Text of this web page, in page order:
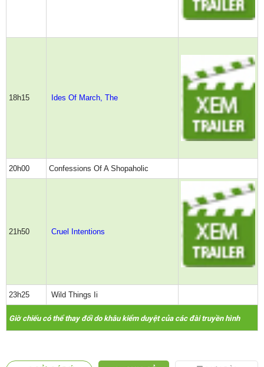
18h15 Ides Of March, The
20h00 Confessions Of A Shopaholic
21h50 Cruel Intentions
23h25 Wild Things Ii
Giờ chiếu có thể thay đổi do khâu kiểm duyệt của các đài truyền hình